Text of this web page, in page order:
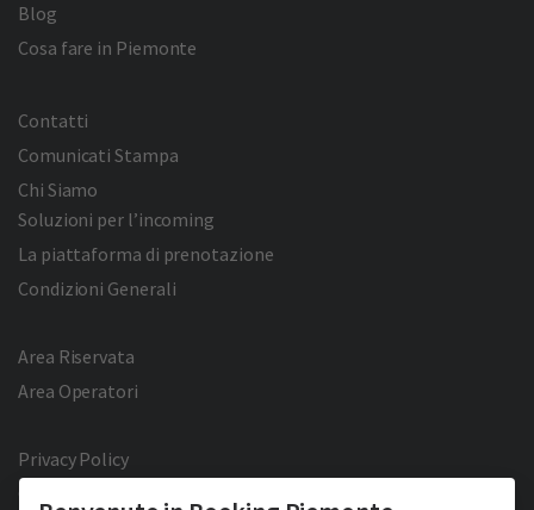
Blog
Cosa fare in Piemonte
Contatti
Comunicati Stampa
Chi Siamo
Soluzioni per l’incoming
La piattaforma di prenotazione
Condizioni Generali
Area Riservata
Area Operatori
Privacy Policy